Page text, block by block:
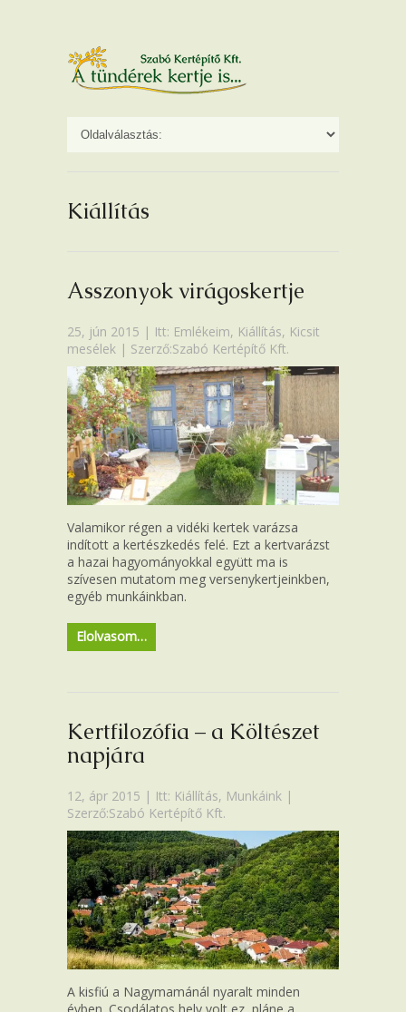
Kiállítás
Asszonyok virágoskertje
25, jún 2015 | Itt: Emlékeim, Kiállítás, Kicsit
mesélek | Szerző:Szabó Kertépítő Kft.
Valamikor régen a vidéki kertek varázsa
indított a kertészkedés felé. Ezt a kertvarázst
a hazai hagyományokkal együtt ma is
szívesen mutatom meg versenykertjeinkben,
egyéb munkáinkban.
Elolvasom…
Kertfilozófia – a Költészet
napjára
12, ápr 2015 | Itt: Kiállítás, Munkáink |
Szerző:Szabó Kertépítő Kft.
A kisfiú a Nagymamánál nyaralt minden